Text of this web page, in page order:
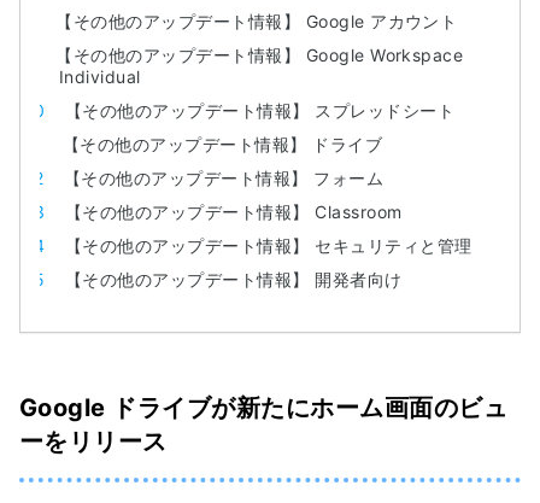
【その他のアップデート情報】 Google アカウント
【その他のアップデート情報】 Google Workspace
Individual
【その他のアップデート情報】 スプレッドシート
【その他のアップデート情報】 ドライブ
【その他のアップデート情報】 フォーム
【その他のアップデート情報】 Classroom
【その他のアップデート情報】 セキュリティと管理
【その他のアップデート情報】 開発者向け
Google ドライブが新たにホーム画面のビュ
ーをリリース